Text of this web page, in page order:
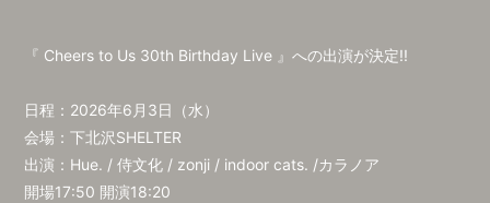
『 Cheers to Us 30th Birthday Live 』への出演が決定!!
日程：2026年6月3日（水）
会場：下北沢SHELTER
出演：Hue. / 侍文化 / zonji / indoor cats. /カラノア
開場17:50 開演18:20